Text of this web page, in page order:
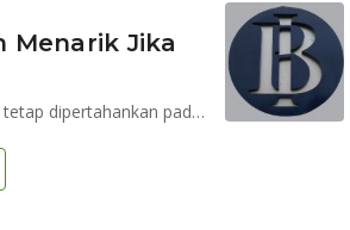
Menarik Jika
Pelaku pasar memprediksi, tingkat suku bunga acuan The Fed bakal tetap dipertahankan pada level 0-25 persen